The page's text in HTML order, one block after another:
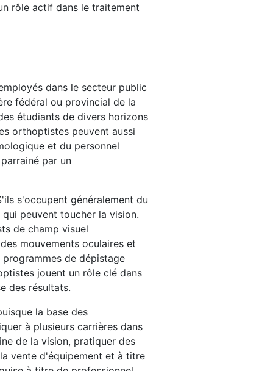
rôle actif dans le traitement
dans le secteur public
fédéral ou provincial de la
étudiants de divers horizons
orthoptistes peuvent aussi
et du personnel
par un
s'occupent généralement du
peuvent toucher la vision.
de champ visuel
mouvements oculaires et
de dépistage
jouent un rôle clé dans
des résultats.
la base des
à plusieurs carrières dans
de la vision, pratiquer des
vente d'équipement et à titre